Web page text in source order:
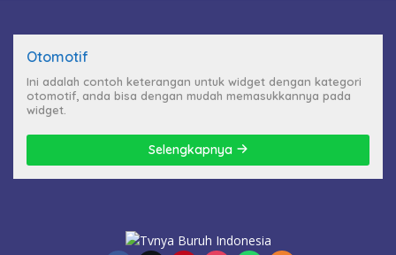
Otomotif
Ini adalah contoh keterangan untuk widget dengan kategori
otomotif, anda bisa dengan mudah memasukkannya pada
widget.
Selengkapnya